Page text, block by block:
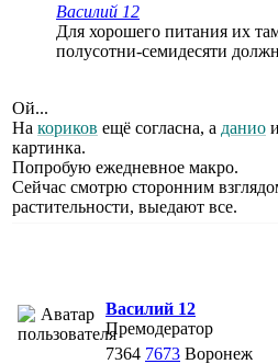
Василий 12
Для хорошего питания их
полусотни-семидесяти
Ой...
На кориков ещё согласна, а данио
картинка.
Попробую ежедневное макро.
Сейчас смотрю сторонним
растительности, выедают все.
Василий 12
Премодератор
7364 7673 Воронеж